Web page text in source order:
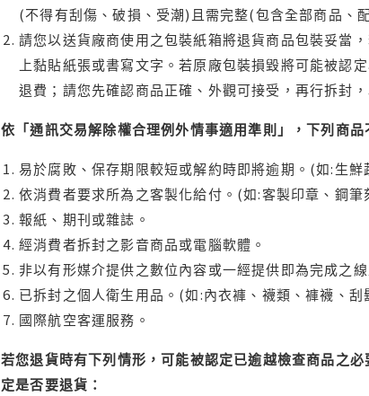
(不得有刮傷、破損、受潮)且需完整(包含全部商品、
請您以送貨廠商使用之包裝紙箱將退貨商品包裝妥當
上黏貼紙張或書寫文字。若原廠包裝損毀將可能被認
退費；請您先確認商品正確、外觀可接受，再行拆封
依「通訊交易解除權合理例外情事適用準則」，下列商
易於腐敗、保存期限較短或解約時即將逾期。(如:生
依消費者要求所為之客製化給付。(如:客製印章、鋼筆
報紙、期刊或雜誌。
經消費者拆封之影音商品或電腦軟體。
非以有形媒介提供之數位內容或一經提供即為完成之
已拆封之個人衛生用品。(如:內衣褲、襪類、褲襪、
國際航空客運服務。
若您退貨時有下列情形，可能被認定已逾越檢查商品之
定是否要退貨：